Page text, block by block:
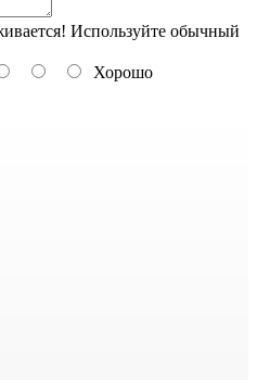
Используйте обычный
Хорошо